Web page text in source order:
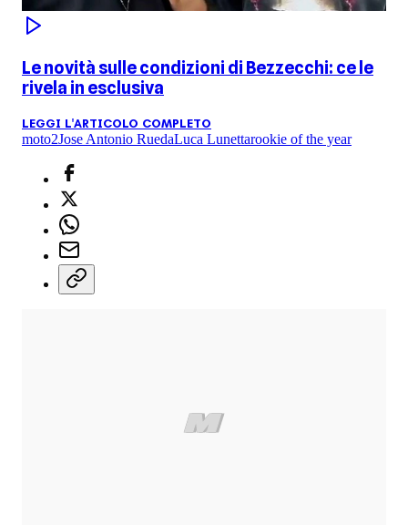
Le novità sulle condizioni di Bezzecchi: ce le
rivela in esclusiva
LEGGI L'ARTICOLO COMPLETO
moto2Jose Antonio RuedaLuca Lunettarookie of the year